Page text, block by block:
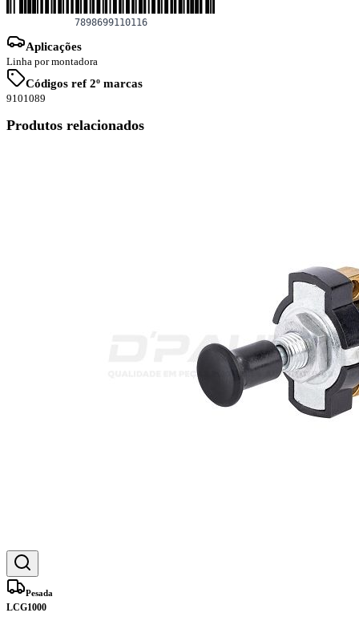
Aplicações
Linha por montadora
Códigos ref 2º marcas
9101089
Produtos relacionados
Pesada
LCG1000